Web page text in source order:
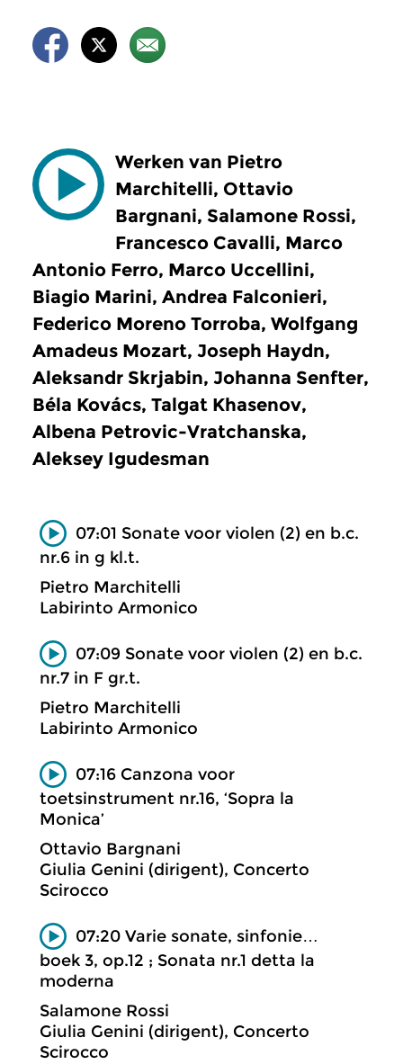
Werken van Pietro
Marchitelli, Ottavio
Bargnani, Salamone Rossi,
Francesco Cavalli, Marco
Antonio Ferro, Marco Uccellini,
Biagio Marini, Andrea Falconieri,
Federico Moreno Torroba, Wolfgang
Amadeus Mozart, Joseph Haydn,
Aleksandr Skrjabin, Johanna Senfter,
Béla Kovács, Talgat Khasenov,
Albena Petrovic-Vratchanska,
Aleksey Igudesman
07:01 Sonate voor violen (2) en b.c.
nr.6 in g kl.t.
Pietro Marchitelli
Labirinto Armonico
07:09 Sonate voor violen (2) en b.c.
nr.7 in F gr.t.
Pietro Marchitelli
Labirinto Armonico
07:16 Canzona voor
toetsinstrument nr.16, ‘Sopra la
Monica’
Ottavio Bargnani
Giulia Genini (dirigent), Concerto
Scirocco
07:20 Varie sonate, sinfonie…
boek 3, op.12 ; Sonata nr.1 detta la
moderna
Salamone Rossi
Giulia Genini (dirigent), Concerto
Scirocco